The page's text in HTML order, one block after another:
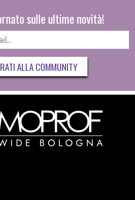
sulle ultime novità!
ALLA COMMUNITY